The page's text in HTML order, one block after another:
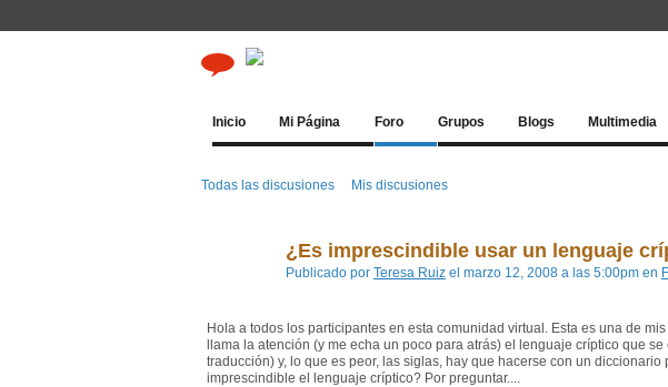
Inicio Mi Página Foro Grupos Blogs Multimedia
Todas las discusiones Mis discusiones
¿Es imprescindible usar un lenguaje
Publicado por Teresa Ruiz el marzo 12, 2008 a las 5:00pm en
Hola a todos los participantes en esta comunidad virtual. Esta es una de
llama la atención (y me echa un poco para atrás) el lenguaje críptico que
traducción) y, lo que es peor, las siglas, hay que hacerse con un
imprescindible el lenguaje críptico? Por preguntar....